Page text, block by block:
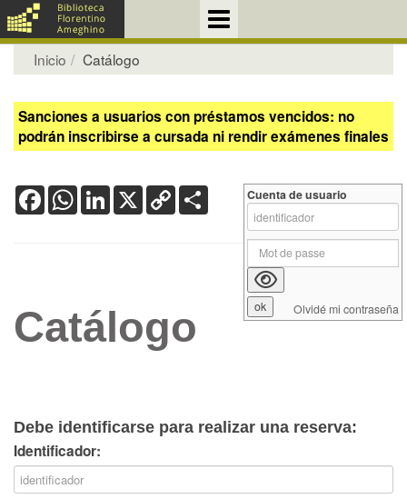
Inicio Catálogo
Sanciones a usuarios con préstamos vencidos: no
podrán inscribirse a cursada ni rendir exámenes finales
FacebookWhatsApp
LinkedIn
X Copy
Link
Catálogo
Debe identificarse para realizar una reserva:
Identificador:
Cuenta de usuario
Olvidé mi contraseña